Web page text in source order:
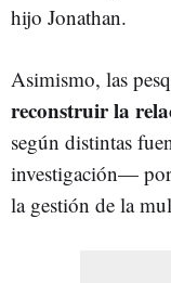
hijo Jonathan.
Asimismo, las
reconstruir la
según distintas
investigación—
la gestión de la